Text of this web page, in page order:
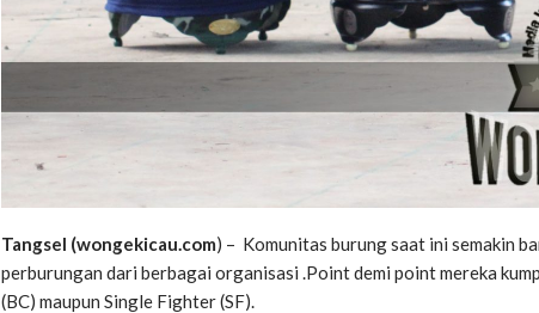
Tangsel (wongekicau.com) – Komunitas burung saat ini semakin
perburungan dari berbagai organisasi .Point demi point mereka
(BC) maupun Single Fighter (SF).